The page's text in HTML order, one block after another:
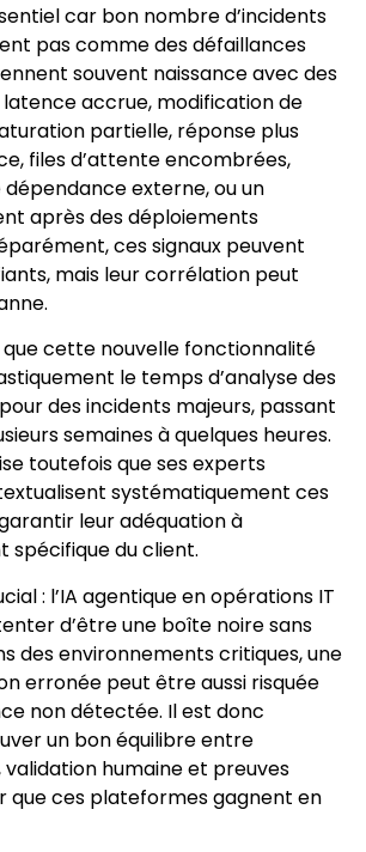
car bon nombre d’incidents
pas comme des défaillances
souvent naissance avec des
latence accrue, modification de
partielle, réponse plus
files d’attente encombrées,
dépendance externe, ou un
après des déploiements
ces signaux peuvent
mais leur corrélation peut
cette nouvelle fonctionnalité
le temps d’analyse des
des incidents majeurs, passant
semaines à quelques heures.
toutefois que ses experts
systématiquement ces
leur adéquation à
spécifique du client.
: l’IA agentique en opérations IT
d’être une boîte noire sans
des environnements critiques, une
erronée peut être aussi risquée
non détectée. Il est donc
un bon équilibre entre
humaine et preuves
que ces plateformes gagnent en